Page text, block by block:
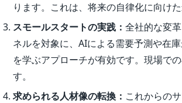
ります。これは、将来の自律化に向け
スモールスタートの実践： 全社的な変
ネルを対象に、AIによる需要予測や在
を学ぶアプローチが有効です。現場で
す。
求められる人材像の転換： これからの